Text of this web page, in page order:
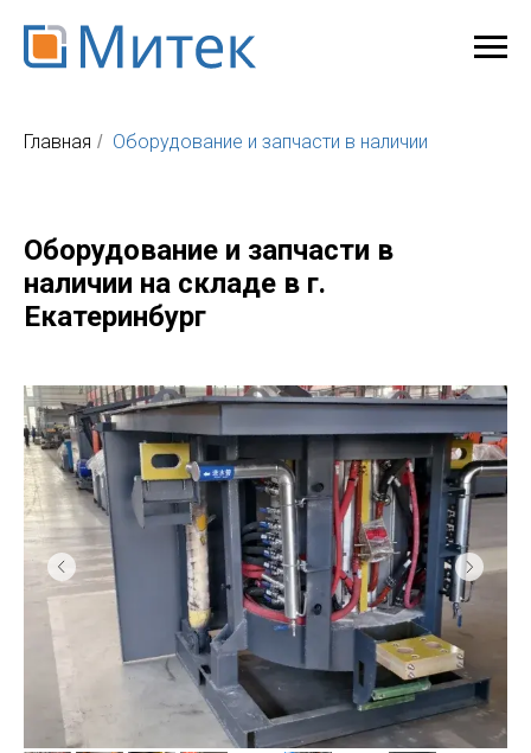
Главная / Оборудование и запчасти в наличии
Оборудование и запчасти в
наличии на складе в г.
Екатеринбург